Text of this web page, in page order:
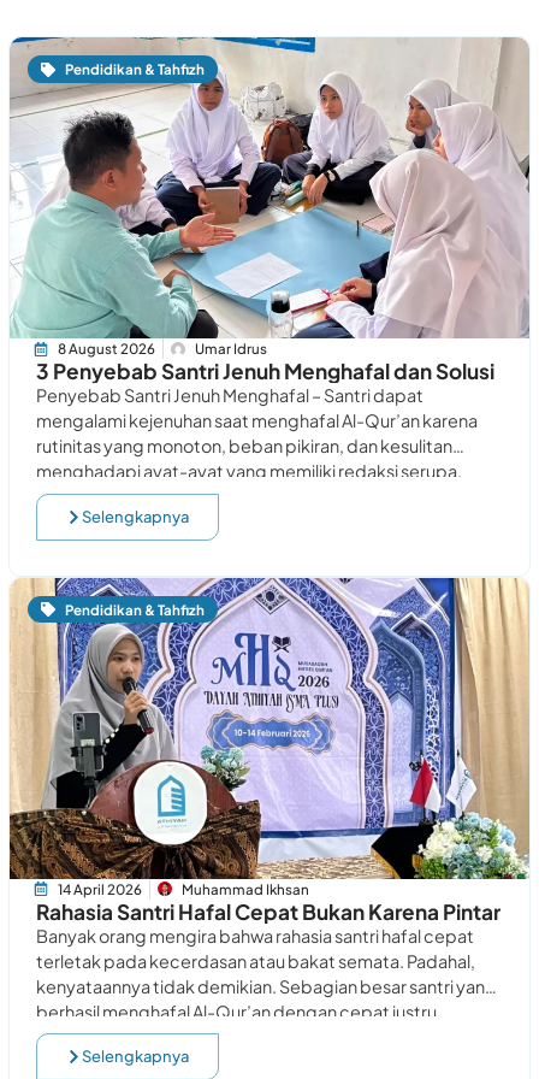
Pendidikan & Tahfizh
8 August 2026 Umar Idrus
3 Penyebab Santri Jenuh Menghafal dan Solusi
Penyebab Santri Jenuh Menghafal – Santri dapat
mengalami kejenuhan saat menghafal Al-Qur’an karena
rutinitas yang monoton, beban pikiran, dan kesulitan
menghadapi ayat-ayat yang memiliki redaksi serupa.
Kondisi tersebut dapat menurunkan
Selengkapnya
Pendidikan & Tahfizh
14 April 2026 Muhammad Ikhsan
Rahasia Santri Hafal Cepat Bukan Karena Pintar
Banyak orang mengira bahwa rahasia santri hafal cepat
terletak pada kecerdasan atau bakat semata. Padahal,
kenyataannya tidak demikian. Sebagian besar santri yang
berhasil menghafal Al-Qur’an dengan cepat justru
mengandalkan konsistensi,
Selengkapnya